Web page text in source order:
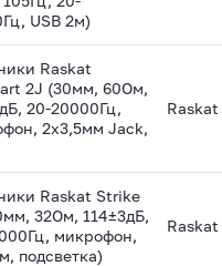
USB 2м)
Raskat
2J (30мм, 60Ом,
20-20000Гц,
2х3,5мм Jack,
Raskat
Raskat Strike
32Ом, 114±3дБ,
микрофон,
подсветка)
Raskat